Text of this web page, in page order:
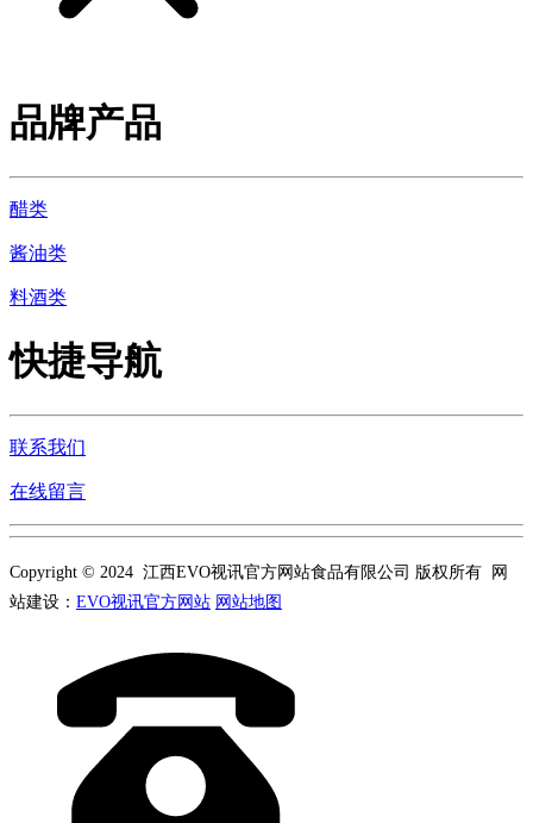
品牌产品
醋类
酱油类
料酒类
快捷导航
联系我们
在线留言
Copyright © 2024 江西EVO视讯官方网站食品有限公司 版权所有 网
站建设： EVO视讯官方网站 网站地图